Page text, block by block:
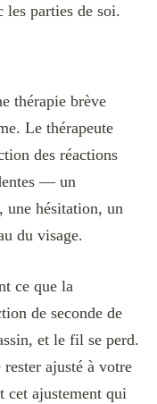
les parties de soi.
thérapie brève
Le thérapeute
des réactions
— un
une hésitation, un
du visage.
ce que la
de seconde de
et le fil se perd.
ajusté à votre
cet ajustement qui